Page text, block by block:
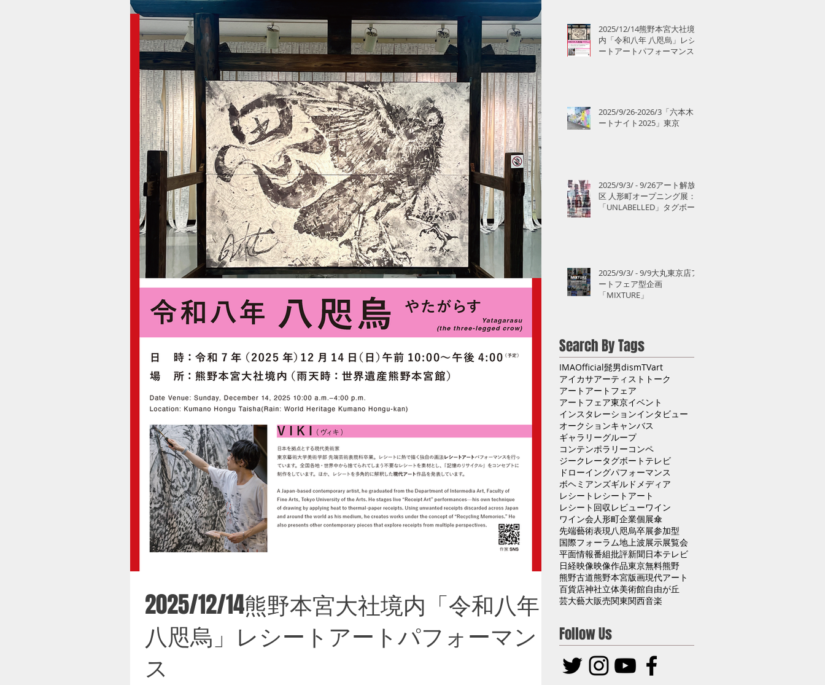
2025/12/14熊野本宮大社境内「令和八年
八咫烏」レシートアートパフォーマン
ス
2025/12/14熊野本宮大社境
内「令和八年 八咫烏」レシ
ートアートパフォーマンス
2025/9/26-2026/3「六本木ア
ートナイト2025」東京
2025/9/3/ - 9/26アート解放
区 人形町オープニング展：
「UNLABELLED」タグボー
2025/9/3/ - 9/9大丸東京店ア
ートフェア型企画
「MIXTURE」
Search By Tags
IMAOfficial髭男dismTVart
アイカサアーティストトーク
アート アートフェア
アートフェア東京イベント
インスタレーションインタビュー
オークションキャンバス
ギャラリーグループ
コンテンポラリーコンペ
ジークレータグボート テレビ
ドローイングパフォーマンス
ボヘミアンズギルド メディア
レシート レシートアート
レシート回収レビューワイン
ワイン会人形町企業個展傘
先端藝術表現八咫烏卒展参加型
国際フォーラム地上波展示展覧会
平面情報番組批評新聞日本テレビ
日経映像映像作品東京無料熊野
熊野古道熊野本宮版画現代アート
百貨店神社立体美術館自由が丘
芸大藝大販売関東関西音楽
Follow Us